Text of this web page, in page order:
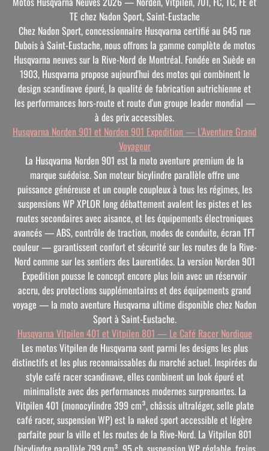
TE chez Nadon Sport, Saint-Eustache
Chez Nadon Sport, concessionnaire Husqvarna certifié au 645 rue
Dubois à Saint-Eustache, nous offrons la gamme complète de motos
Husqvarna neuves sur la Rive-Nord de Montréal. Fondée en Suède en
1903, Husqvarna propose aujourd'hui des motos qui combinent le
design scandinave épuré, la qualité de fabrication autrichienne et
les performances hors-route et route d'un groupe leader mondial —
à des prix accessibles.
Husqvarna Norden 901 et Norden 901 Expedition — L'Aventure Grand
Voyageur
La Husqvarna Norden 901 est la moto aventure premium de la
marque suédoise. Son moteur bicylindre parallèle offre une
puissance généreuse et un couple coupleux à tous les régimes, les
suspensions WP XPLOR long débattement avalent les pistes et les
routes secondaires avec aisance, et les équipements électroniques
avancés — ABS, contrôle de traction, modes de conduite, écran TFT
couleur — garantissent confort et sécurité sur les routes de la Rive-
Nord comme sur les sentiers des Laurentides. La version Norden 901
Expedition pousse le concept encore plus loin avec un réservoir
accru, des protections supplémentaires et des équipements grand
voyage — la moto aventure Husqvarna ultime disponible chez Nadon
Sport à Saint-Eustache.
Husqvarna Vitpilen 401 et Vitpilen 801 — Le Café Racer Nordique
Les motos Vitpilen de Husqvarna sont parmi les designs les plus
distinctifs et les plus reconnaissables du marché actuel. Inspirées du
style café racerscandinave, elles combinent un look épuré et
minimaliste avec des performances modernes surprenantes. La
Vitpilen 401 (monocylindre 399 cm³, châssis ultraléger, selle plate
café racer, suspension WP) est la naked sport accessible et légère
parfaite pour la ville et les routes de la Rive-Nord. La Vitpilen 801